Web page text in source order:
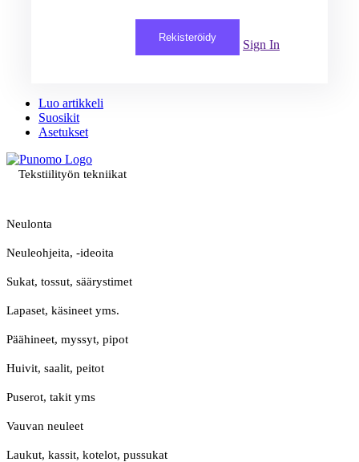
Rekisteröidy
Sign In
Luo artikkeli
Suosikit
Asetukset
Tekstiilityön tekniikat
Neulonta
Neuleohjeita, -ideoita
Sukat, tossut, säärystimet
Lapaset, käsineet yms.
Päähineet, myssyt, pipot
Huivit, saalit, peitot
Puserot, takit yms
Vauvan neuleet
Laukut, kassit, kotelot, pussukat